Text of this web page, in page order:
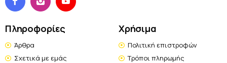
Πληροφορίες
Άρθρα
Σχετικά με εμάς
Χρήσιμα
Πολιτική επιστροφών
Τρόποι πληρωμής